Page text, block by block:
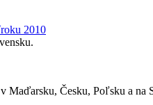
2010
Maďarsku, Česku, Poľsku a na